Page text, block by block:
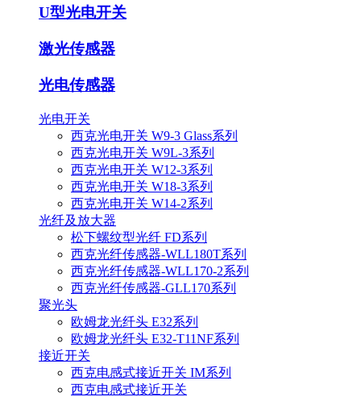
U型光电开关
激光传感器
光电传感器
光电开关
西克光电开关 W9-3 Glass系列
西克光电开关 W9L-3系列
西克光电开关 W12-3系列
西克光电开关 W18-3系列
西克光电开关 W14-2系列
光纤及放大器
松下螺纹型光纤 FD系列
西克光纤传感器-WLL180T系列
西克光纤传感器-WLL170-2系列
西克光纤传感器-GLL170系列
聚光头
欧姆龙光纤头 E32系列
欧姆龙光纤头 E32-T11NF系列
接近开关
西克电感式接近开关 IM系列
西克电感式接近开关